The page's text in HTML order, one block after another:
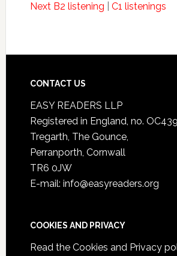
Next B2 listening C1 listenings
CONTACT US
EASY READERS LLP
Registered in England, no.
Tregarth, The Gounce,
Perranporth, Cornwall
TR6 0JW
E-mail: info@easyreaders.org
COOKIES AND PRIVACY
Read the Cookies and Privacy